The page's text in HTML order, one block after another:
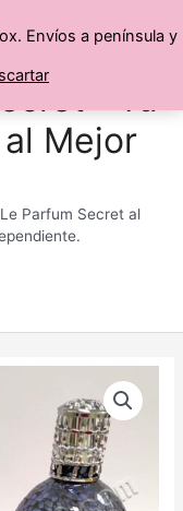
Envíos a península y
al Mejor
Parfum Secret al